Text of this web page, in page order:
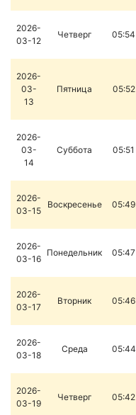
2026-
03-12
Четверг 05:54
2026-
03-
13
Пятница 05:52
2026-
03-
14
Суббота 05:51
2026-
03-15
Воскресенье 05:49
2026-
03-16
Понедельник 05:47
2026-
03-17
Вторник 05:46
2026-
03-18
Среда 05:44
2026-
03-19
Четверг 05:42